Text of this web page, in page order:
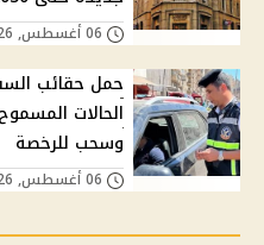
حمل حقائب
الحالات
وسحب للرخصة